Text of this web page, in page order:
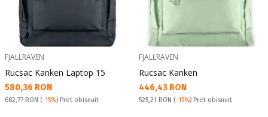
FJALLRAVEN
Rucsac Kanken Laptop 15
Текуща цена:
580,36 RON
Pret obisnuit:
682,77 RON (-15%) Pret obisnuit
FJALLRAVEN
Rucsac Kanken
Текуща цена:
446,43 RON
Pret obisnuit:
525,21 RON (-15%) Pret obisnuit